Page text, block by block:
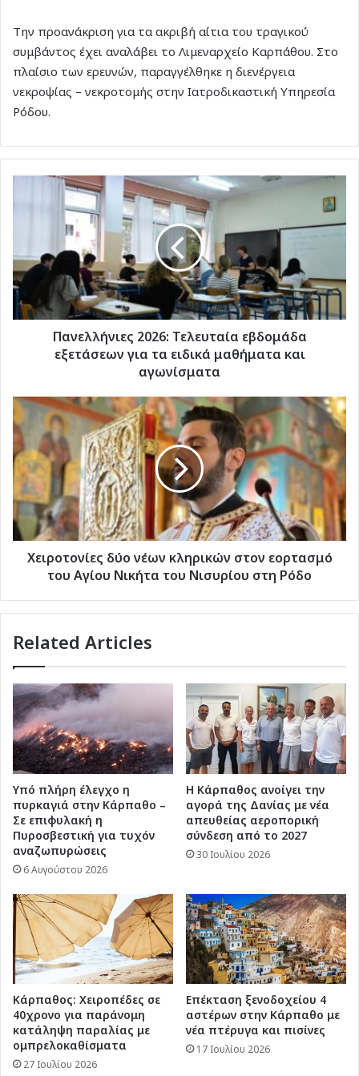
Την προανάκριση για τα ακριβή αίτια του τραγικού
συμβάντος έχει αναλάβει το Λιμεναρχείο Καρπάθου. Στο
πλαίσιο των ερευνών, παραγγέλθηκε η διενέργεια
νεκροψίας – νεκροτομής στην Ιατροδικαστική Υπηρεσία
Ρόδου.
Πανελλήνιες
εξετάσεων
για
τα
ειδικά
μαθήματα
αγωνίσματα
Πανελλήνιες 2026: Τελευταία εβδομάδα
εξετάσεων για τα ειδικά μαθήματα και
αγωνίσματα
Χειροτονίες
δύο
νέων
κληρικών
στον
εορτασμό
του
Αγίου
Νικήτα
του
Νισυρίου
Ρόδο
Χειροτονίες δύο νέων κληρικών στον εορτασμό
του Αγίου Νικήτα του Νισυρίου στη Ρόδο
Related Articles
Υπό πλήρη έλεγχο η
πυρκαγιά στην Κάρπαθο –
Σε επιφυλακή η
Πυροσβεστική για τυχόν
αναζωπυρώσεις
6 Αυγούστου 2026
Η Κάρπαθος ανοίγει την
αγορά της Δανίας με νέα
απευθείας αεροπορική
σύνδεση από το 2027
30 Ιουλίου 2026
Κάρπαθος: Χειροπέδες σε
40χρονο για παράνομη
κατάληψη παραλίας με
ομπρελοκαθίσματα
27 Ιουλίου 2026
Επέκταση ξενοδοχείου 4
αστέρων στην Κάρπαθο με
νέα πτέρυγα και πισίνες
17 Ιουλίου 2026